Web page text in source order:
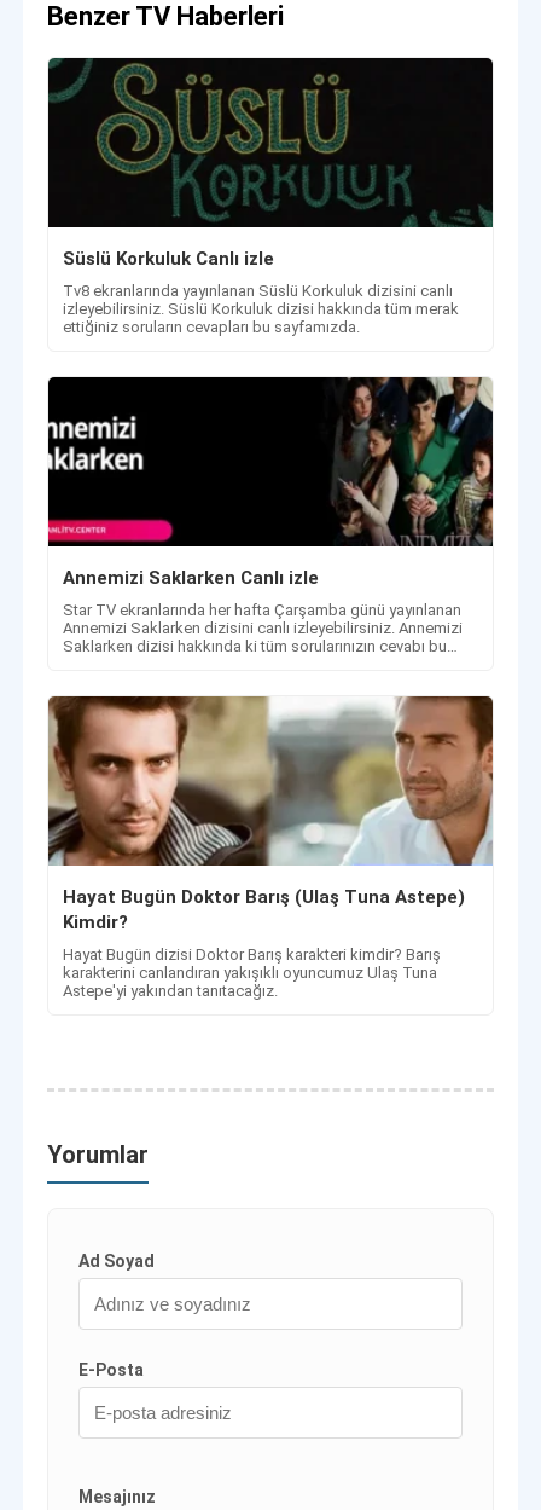
Benzer TV Haberleri
Süslü Korkuluk Canlı izle
Tv8 ekranlarında yayınlanan Süslü Korkuluk dizisini canlı
izleyebilirsiniz. Süslü Korkuluk dizisi hakkında tüm merak
ettiğiniz soruların cevapları bu sayfamızda.
Annemizi Saklarken Canlı izle
Star TV ekranlarında her hafta Çarşamba günü yayınlanan
Annemizi Saklarken dizisini canlı izleyebilirsiniz. Annemizi
Saklarken dizisi hakkında ki tüm sorularınızın cevabı bu
Hayat Bugün Doktor Barış (Ulaş Tuna Astepe)
Kimdir?
Hayat Bugün dizisi Doktor Barış karakteri kimdir? Barış
karakterini canlandıran yakışıklı oyuncumuz Ulaş Tuna
Astepe'yi yakından tanıtacağız.
Yorumlar
Ad Soyad
E-Posta
Mesajınız